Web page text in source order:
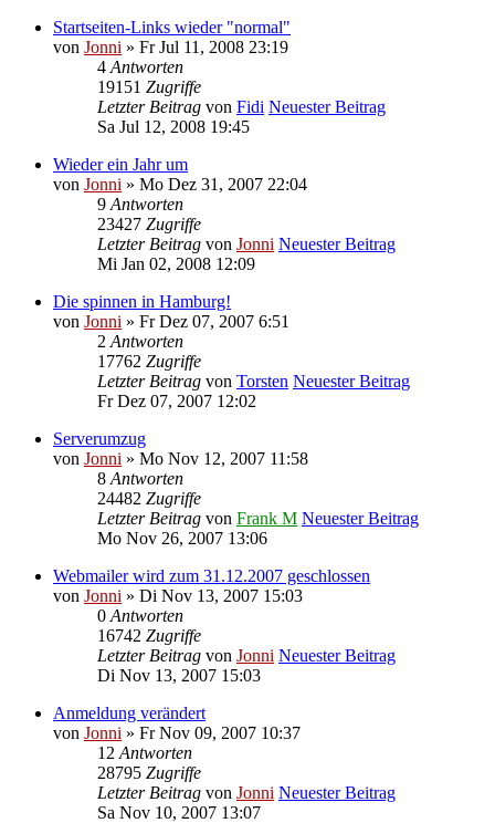
Startseiten-Links wieder "normal"
von Jonni » Fr Jul 11, 2008 23:19
4 Antworten
19151 Zugriffe
Letzter Beitrag von Fidi Neuester Beitrag
Sa Jul 12, 2008 19:45
Wieder ein Jahr um
von Jonni » Mo Dez 31, 2007 22:04
9 Antworten
23427 Zugriffe
Letzter Beitrag von Jonni Neuester Beitrag
Mi Jan 02, 2008 12:09
Die spinnen in Hamburg!
von Jonni » Fr Dez 07, 2007 6:51
2 Antworten
17762 Zugriffe
Letzter Beitrag von Torsten Neuester Beitrag
Fr Dez 07, 2007 12:02
Serverumzug
von Jonni » Mo Nov 12, 2007 11:58
8 Antworten
24482 Zugriffe
Letzter Beitrag von Frank M Neuester Beitrag
Mo Nov 26, 2007 13:06
Webmailer wird zum 31.12.2007 geschlossen
von Jonni » Di Nov 13, 2007 15:03
0 Antworten
16742 Zugriffe
Letzter Beitrag von Jonni Neuester Beitrag
Di Nov 13, 2007 15:03
Anmeldung verändert
von Jonni » Fr Nov 09, 2007 10:37
12 Antworten
28795 Zugriffe
Letzter Beitrag von Jonni Neuester Beitrag
Sa Nov 10, 2007 13:07